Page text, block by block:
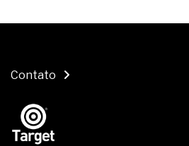
Contato